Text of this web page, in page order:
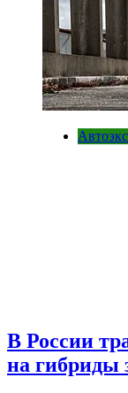
В России
на гибриды